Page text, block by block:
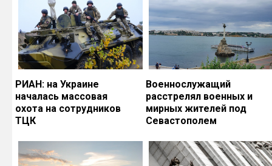
РИАН: на Украине
началась массовая
охота на сотрудников
ТЦК
Военнослужащий
расстрелял военных и
мирных жителей под
Севастополем